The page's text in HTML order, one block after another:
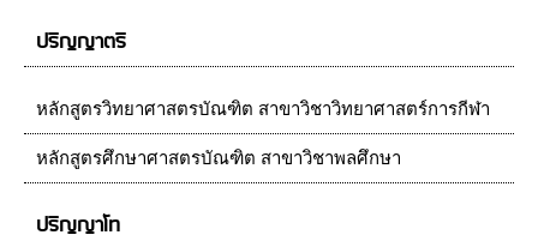
ปริญญาตรี
หลักสูตรวิทยาศาสตรบัณฑิต สาขาวิชาวิทยาศาสตร์การกีฬา
หลักสูตรศึกษาศาสตรบัณฑิต สาขาวิชาพลศึกษา
ปริญญาโท